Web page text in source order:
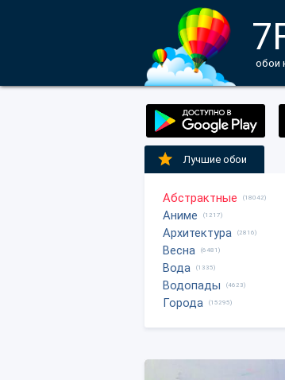
обои
Лучшие обои
Абстрактные (18042)
Аниме (1217)
Архитектура (2816)
Весна (6481)
Вода (1335)
Водопады (4623)
Города (15295)